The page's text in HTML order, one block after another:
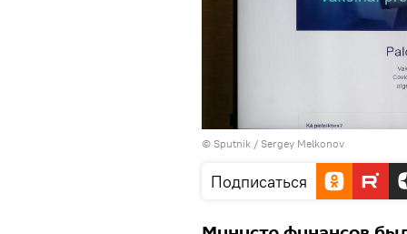
© Sputnik / Sergey Melkonov
Подписаться